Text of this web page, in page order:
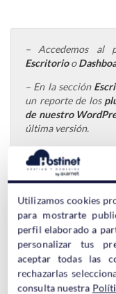
– Accedemos al
Escritorioo
– En la sección
un reporte de los
de nuestro
última versión.
– Para actualizar
desactualizado
ahora. Comenzará
versión que
Utilizamos cookies
para mostrarte
perfil elaborado a
personalizar tus
aceptar todas las
rechazarlas
consulta nuestra